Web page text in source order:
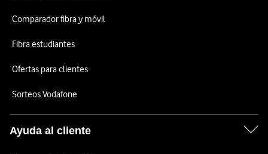
Comparador fibra y móvil
Fibra estudiantes
Ofertas para clientes
Sorteos Vodafone
Ayuda al cliente